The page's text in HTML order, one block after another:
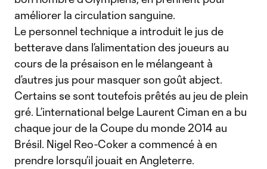
améliorer la circulation sanguine.
Le personnel technique a introduit le jus de
betterave dans l’alimentation des joueurs au
cours de la présaison en le mélangeant à
d’autres jus pour masquer son goût abject.
Certains se sont toutefois prêtés au jeu de plein
gré. L’international belge Laurent Ciman en a bu
chaque jour de la Coupe du monde 2014 au
Brésil. Nigel Reo-Coker a commencé à en
prendre lorsqu’il jouait en Angleterre.